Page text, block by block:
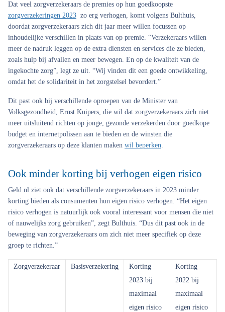
Dat veel zorgverzekeraars de premies op hun goedkoopste
zorgverzekeringen 2023 zo erg verhogen, komt volgens Bulthuis,
doordat zorgverzekeraars zich dit jaar meer willen focussen op
inhoudelijke verschillen in plaats van op premie. “Verzekeraars willen
meer de nadruk leggen op de extra diensten en services die ze bieden,
zoals hulp bij afvallen en meer bewegen. En op de kwaliteit van de
ingekochte zorg”, legt ze uit. “Wij vinden dit een goede ontwikkeling,
omdat het de solidariteit in het zorgstelsel bevordert.”
Dit past ook bij verschillende oproepen van de Minister van
Volksgezondheid, Ernst Kuipers, die wil dat zorgverzekeraars zich niet
meer uitsluitend richten op jonge, gezonde verzekerden door goedkope
budget en internetpolissen aan te bieden en de winsten die
zorgverzekeraars op deze klanten maken wil beperken.
Ook minder korting bij verhogen eigen risico
Geld.nl ziet ook dat verschillende zorgverzekeraars in 2023 minder
korting bieden als consumenten hun eigen risico verhogen. “Het eigen
risico verhogen is natuurlijk ook vooral interessant voor mensen die niet
of nauwelijks zorg gebruiken”, zegt Bulthuis. “Dus dit past ook in de
beweging van zorgverzekeraars om zich niet meer specifiek op deze
groep te richten.”
Zorgverzekeraar Basisverzekering
Korting
2023 bij
maximaal
eigen risico
Korting
2022 bij
maximaal
eigen risico